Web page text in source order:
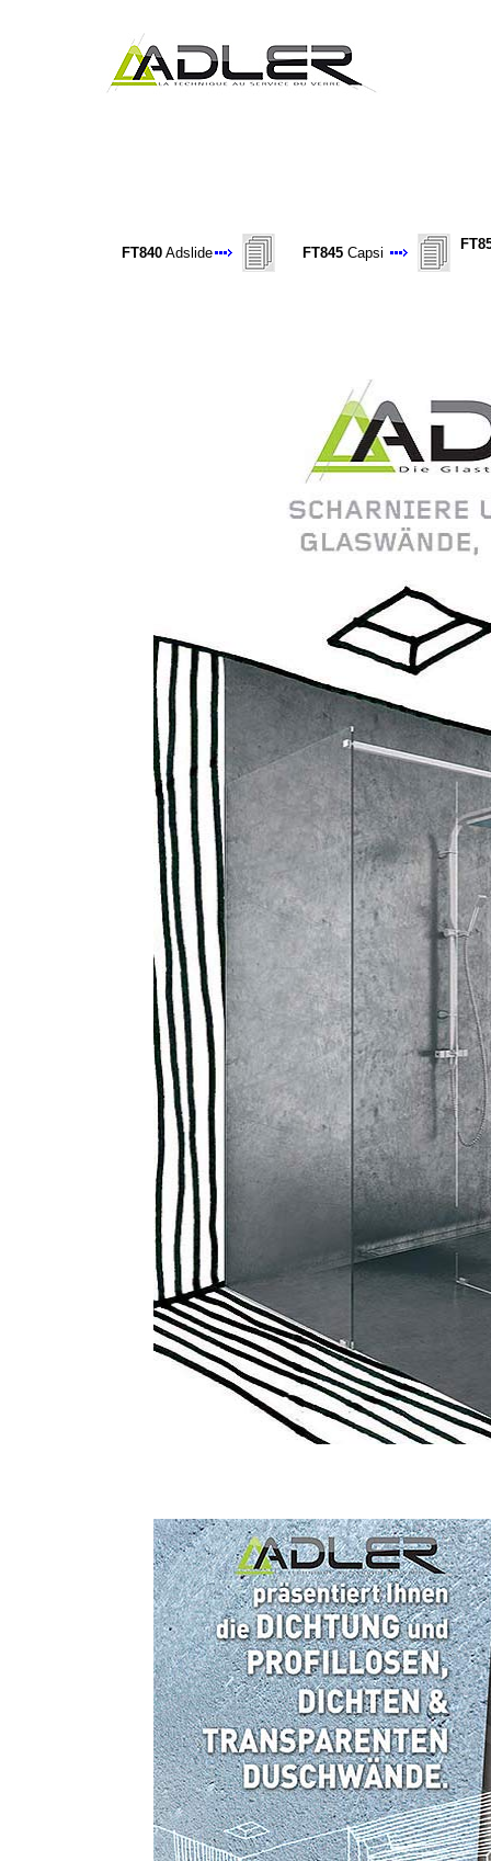
FT845Capsi
FT840Adslide